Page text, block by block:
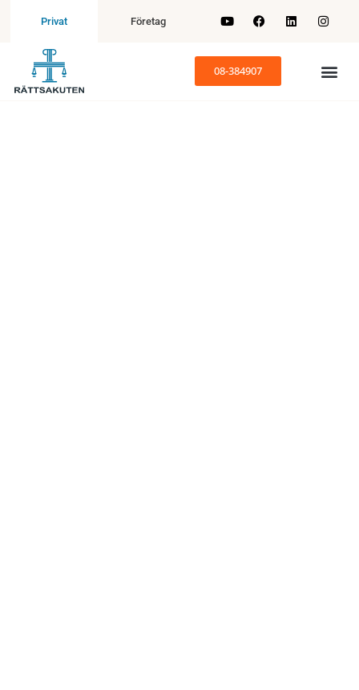
Privat Företag
08-384907